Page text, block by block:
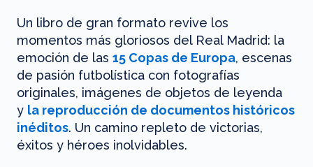
Un libro de gran formato revive los
momentos más gloriosos del Real Madrid: la
emoción de las 15 Copas de Europa, escenas
de pasión futbolística con fotografías
originales, imágenes de objetos de leyenda
y la reproducción de documentos históricos
inéditos. Un camino repleto de victorias,
éxitos y héroes inolvidables.